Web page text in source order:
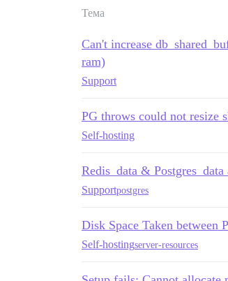
Тема
Can't increase
ram)
Support
PG throws could not resize
Self-hosting
Redis_data &
Supportpostgres
Disk Space Taken between
Self-hostingserver-resources